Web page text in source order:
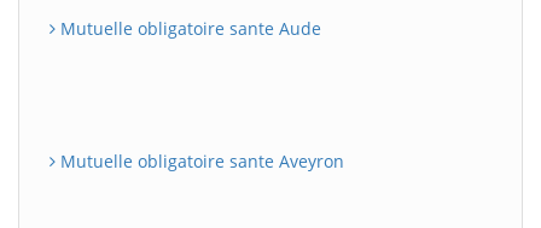
Mutuelle obligatoire sante Aude
Mutuelle obligatoire sante Aveyron